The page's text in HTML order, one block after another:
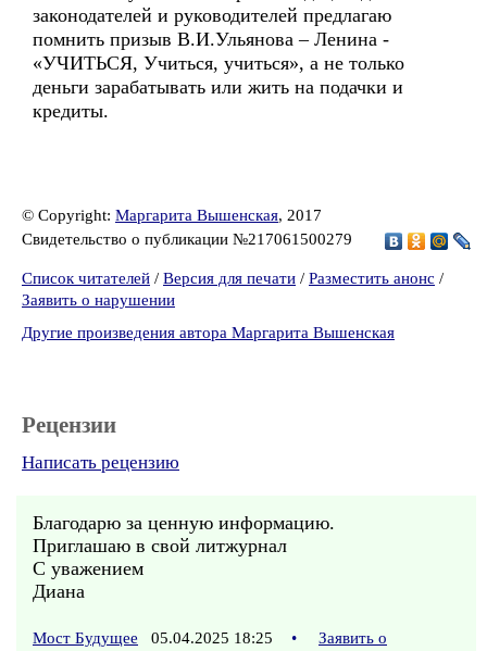
законодателей и руководителей предлагаю
помнить призыв В.И.Ульянова – Ленина -
«УЧИТЬСЯ, Учиться, учиться», а не только
деньги зарабатывать или жить на подачки и
кредиты.
© Copyright: Маргарита Вышенская, 2017
Свидетельство о публикации №217061500279
Список читателей / Версия для печати / Разместить анонс /
Заявить о нарушении
Другие произведения автора Маргарита Вышенская
Рецензии
Написать рецензию
Благодарю за ценную информацию.
Приглашаю в свой литжурнал
С уважением
Диана
Мост Будущее 05.04.2025 18:25 •
Заявить о